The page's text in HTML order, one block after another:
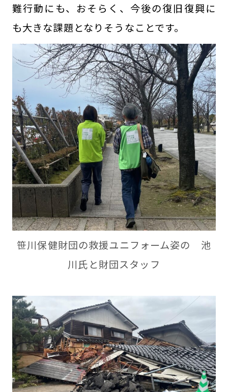
難行動にも、おそらく、今後の復旧復興に
も大きな課題となりそうなことです。
笹川保健財団の救援ユニフォーム姿の 池
川氏と財団スタッフ